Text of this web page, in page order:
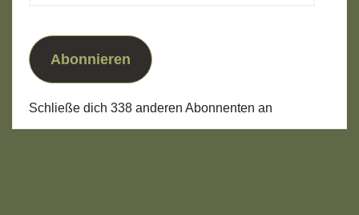
Abonnieren
Schließe dich 338 anderen Abonnenten an